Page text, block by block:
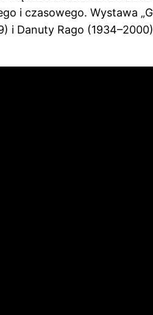
i czasowego. Wystawa
i Danuty Rago